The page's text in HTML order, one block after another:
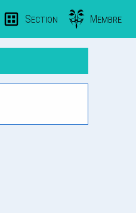
Section Membre